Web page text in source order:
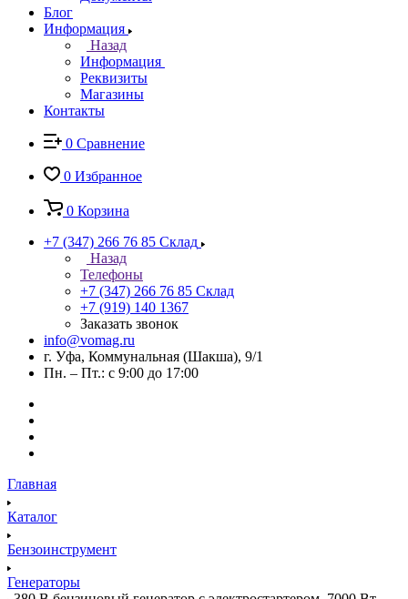
Блог
Информация
Назад
Информация
Реквизиты
Магазины
Контакты
0 Сравнение
0 Избранное
0 Корзина
+7 (347) 266 76 85 Склад
Назад
Телефоны
+7 (347) 266 76 85 Склад
+7 (919) 140 1367
Заказать звонок
info@vomag.ru
г. Уфа, Коммунальная (Шакша), 9/1
Пн. – Пт.: с 9:00 до 17:00
Главная
Каталог
Бензоинструмент
Генераторы